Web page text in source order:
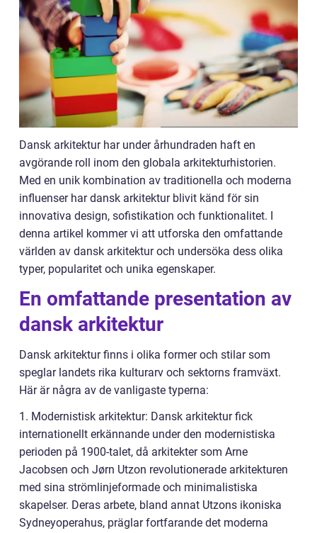
Dansk arkitektur har under århundraden haft en
avgörande roll inom den globala arkitekturhistorien.
Med en unik kombination av traditionella och moderna
influenser har dansk arkitektur blivit känd för sin
innovativa design, sofistikation och funktionalitet. I
denna artikel kommer vi att utforska den omfattande
världen av dansk arkitektur och undersöka dess olika
typer, popularitet och unika egenskaper.
En omfattande presentation av
dansk arkitektur
Dansk arkitektur finns i olika former och stilar som
speglar landets rika kulturarv och sektorns framväxt.
Här är några av de vanligaste typerna:
1. Modernistisk arkitektur: Dansk arkitektur fick
internationellt erkännande under den modernistiska
perioden på 1900-talet, då arkitekter som Arne
Jacobsen och Jørn Utzon revolutionerade arkitekturen
med sina strömlinjeformade och minimalistiska
skapelser. Deras arbete, bland annat Utzons ikoniska
Sydneyoperahus, präglar fortfarande det moderna